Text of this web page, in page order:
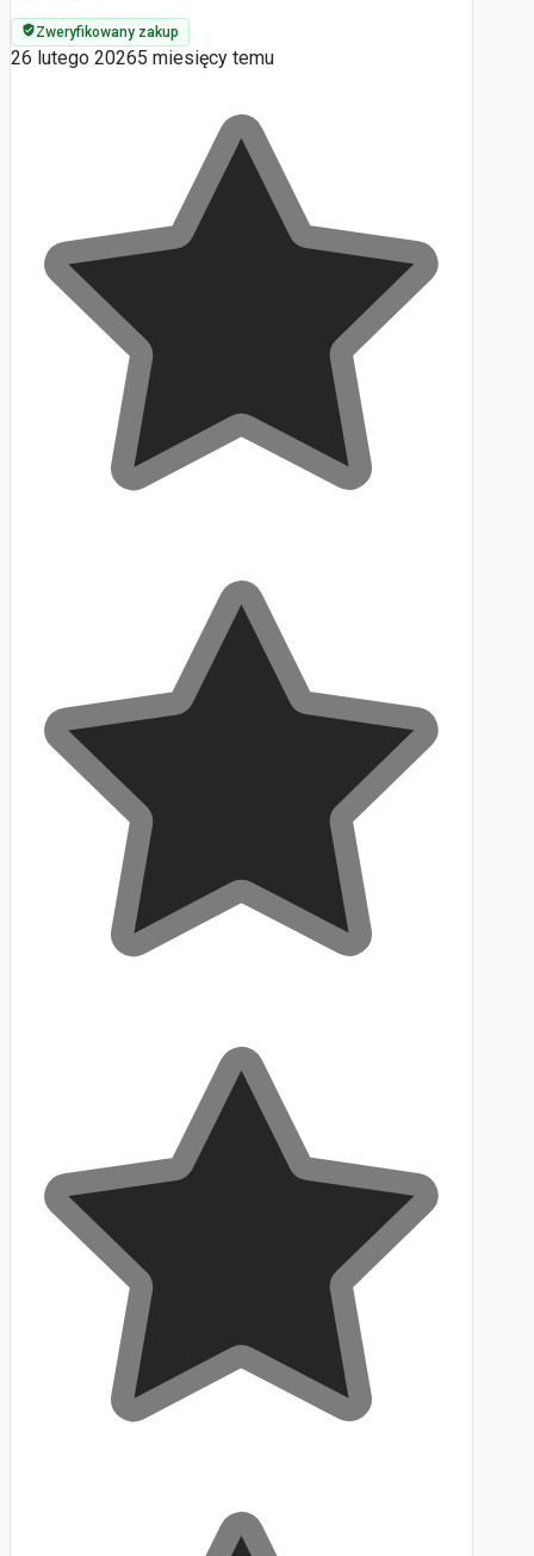
Zweryfikowany zakup
26 lutego 20265 miesięcy temu